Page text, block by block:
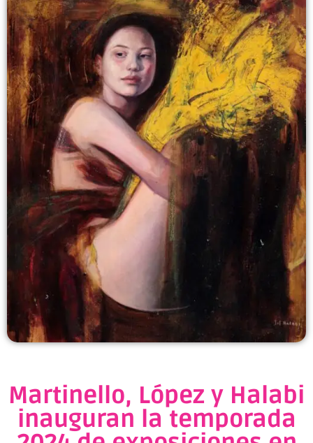
Martinello, López y Halabi
inauguran la temporada